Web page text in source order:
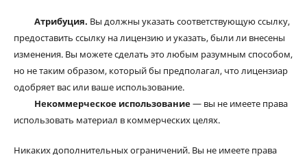
Атрибуция. Вы должны указать соответствующую ссылку,
предоставить ссылку на лицензию и указать, были ли внесены
изменения. Вы можете сделать это любым разумным способом,
но не таким образом, который бы предполагал, что лицензиар
одобряет вас или ваше использование.
Некоммерческое использование— вы не имеете права
использовать материал в коммерческих целях.
Никаких дополнительных ограничений. Вы не имеете права